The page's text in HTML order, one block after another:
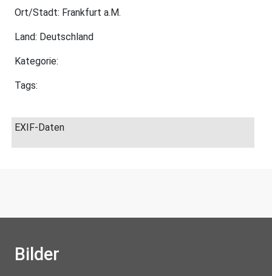
Ort/Stadt: Frankfurt a.M.
Land: Deutschland
Kategorie:
Tags:
EXIF-Daten
Bilder